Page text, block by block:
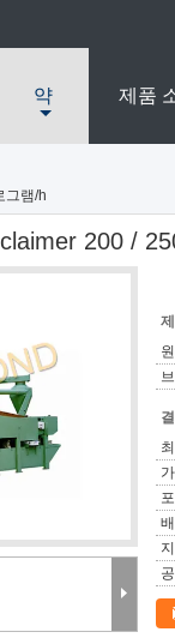
약 제품
그램/h
200 /